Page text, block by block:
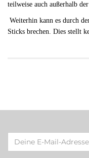
teilweise auch außerhalb
Weiterhin kann es durch
Sticks brechen. Dies stellt